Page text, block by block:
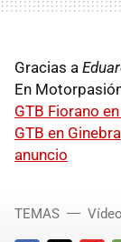
Gracias a
En
GTB Fiorano
GTB en Ginebra
anuncio
TEMAS